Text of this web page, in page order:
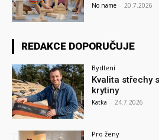
No name - 20.7.2026
REDAKCE DOPORUČUJE
Bydlení
Kvalita střechy
krytiny
Katka - 24.7.2026
Pro ženy